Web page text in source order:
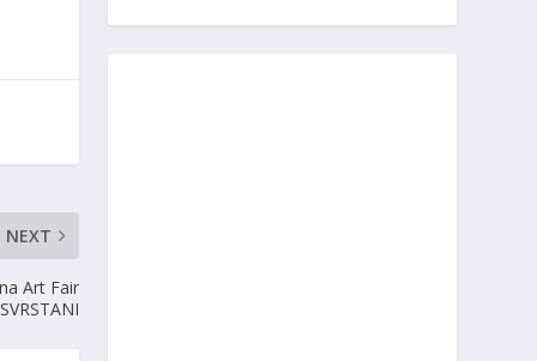
NEXT
Art Fair